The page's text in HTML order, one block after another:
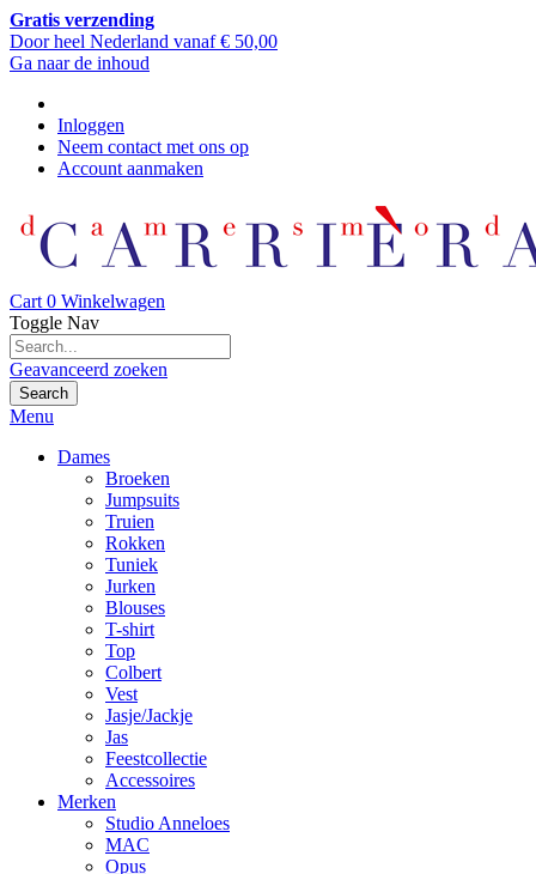
Gratis verzending
Door heel Nederland vanaf € 50,00
Ga naar de inhoud
Inloggen
Neem contact met ons op
Account aanmaken
Cart 0 Winkelwagen
Toggle Nav
Geavanceerd zoeken
Search
Menu
Dames
Broeken
Jumpsuits
Truien
Rokken
Tuniek
Jurken
Blouses
T-shirt
Top
Colbert
Vest
Jasje/Jackje
Jas
Feestcollectie
Accessoires
Merken
Studio Anneloes
MAC
Opus